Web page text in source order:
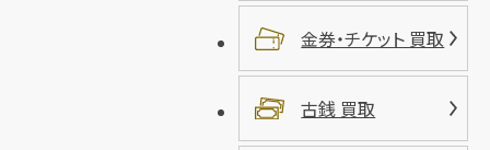
金券・チケット 買取
古銭 買取